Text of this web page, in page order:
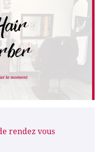
- 3 € OFFRE
- 3 € OFFRE
€
rendez vous